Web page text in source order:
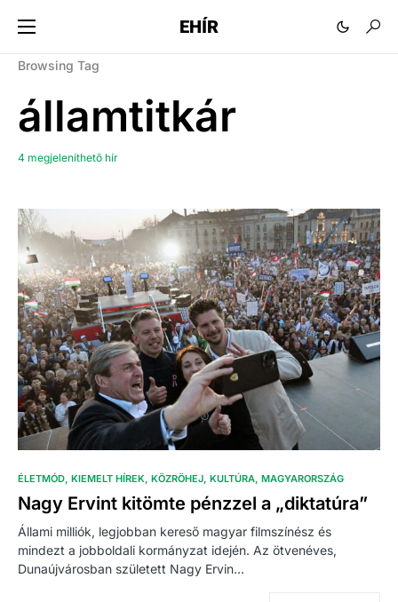
EHÍR
Browsing Tag
államtitkár
4 megjeleníthető hír
ÉLETMÓD KIEMELT HÍREK KÖZRÖHEJ KULTÚRA MAGYARORSZÁG
Nagy Ervint kitömte pénzzel a „diktatúra”
Állami milliók, legjobban kereső magyar filmszínész és
mindezt a jobboldali kormányzat idején. Az ötvenéves,
Dunaújvárosban született Nagy Ervin…